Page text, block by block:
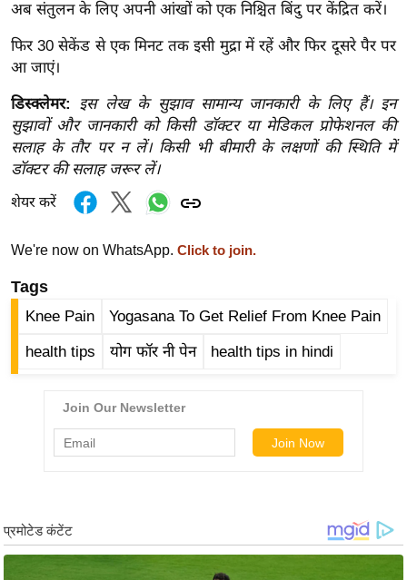
B
r
e
k
i
n
N
w
इ
फ
जी
ब्यू
टी
अब संतुलन के लिए अपनी आंखों को एक निश्चित बिंदु पर केंद्रित करें।
फिर 30 सेकेंड से एक मिनट तक इसी मुद्रा में रहें और फिर दूसरे पैर पर
आ जाएं।
डिस्क्लेमर: इस लेख के सुझाव सामान्य जानकारी के लिए हैं। इन
सुझावों और जानकारी को किसी डॉक्टर या मेडिकल प्रोफेशनल की
सलाह के तौर पर न लें। किसी भी बीमारी के लक्षणों की स्थिति में
डॉक्टर की सलाह जरूर लें।
शेयर करें
We're now on WhatsApp. Click to join.
Tags
Knee Pain Yogasana To Get Relief From Knee Pain
health tips योग फॉर नी पेन health tips in hindi